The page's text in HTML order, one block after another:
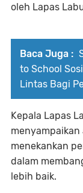
oleh Lapas
Baca Juga :
to School
Lintas Bagi
Kepala Lapas
menekankan
dalam
lebih baik.